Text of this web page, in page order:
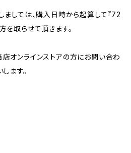
ましては、購入日時から起算して『72
を取らせて頂きます。
オンラインストアの方にお問い合わ
ます。